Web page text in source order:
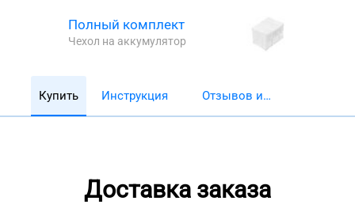
Полный комплект
Чехол на аккумулятор
Купить Инструкция
Отзывов и
Доставка заказа